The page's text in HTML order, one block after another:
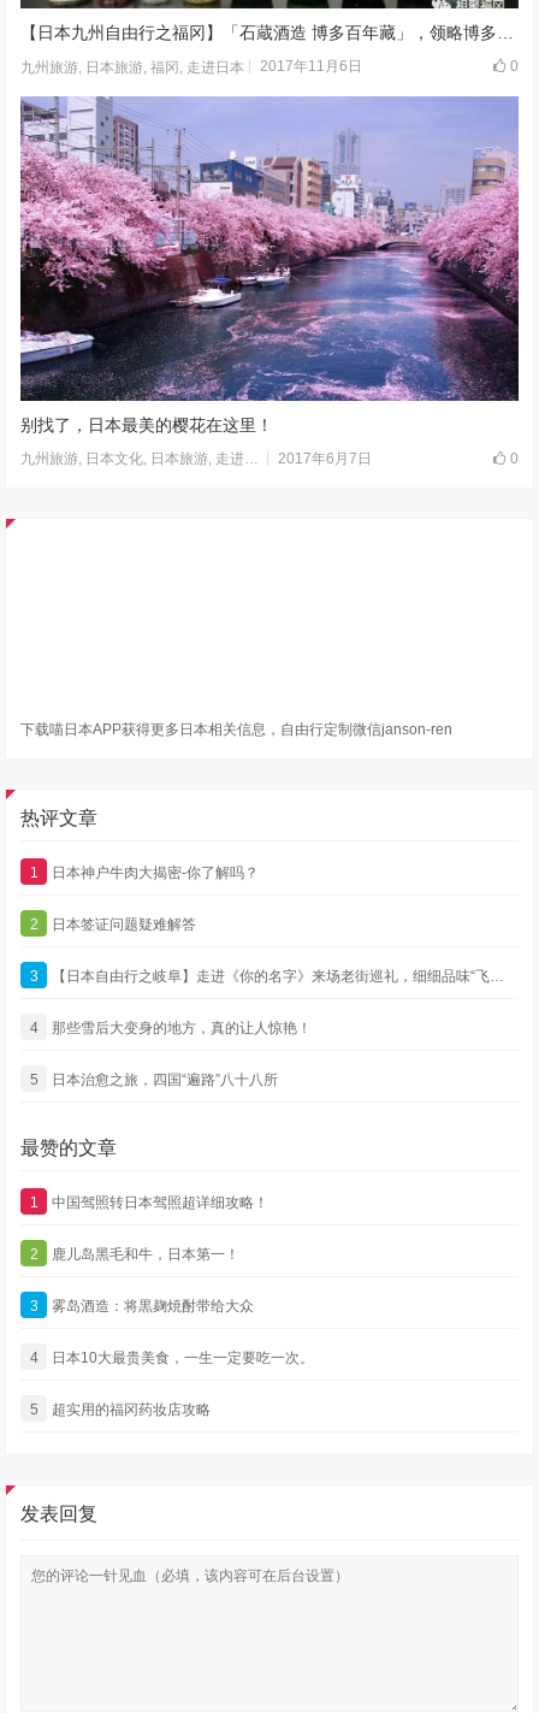
九州旅游 日本旅游 ,福冈 走进日本 2017年11月6日 0
别找了，日本最美的樱花在这里！
九州旅游, 日本文化, 日本旅游, 走进日本 2017年6月7日 0
下载喵日本APP获得更多日本相关信息，自由行定制微信janson-ren
热评文章
1 日本神户牛肉大揭密-你了解吗？
2 日本签证问题疑难解答
3 【日本自由行之岐阜】走进《你的名字》来场老街巡礼，细细品味“飞驒古川”
4 那些雪后大变身的地方，真的让人惊艳！
5 日本治愈之旅，四国“遍路”八十八所
最赞的文章
1 中国驾照转日本驾照超详细攻略！
2 鹿儿岛黑毛和牛，日本第一！
3 雾岛酒造：将黒麹焼酎带给大众
4 日本10大最贵美食，一生一定要吃一次。
5 超实用的福冈药妆店攻略
发表回复